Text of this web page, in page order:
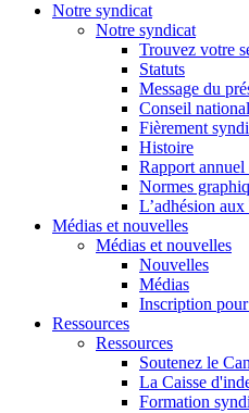
Notre syndicat
Notre syndicat
Trouvez votre
Statuts
Message du
Conseil national
Fièrement
Histoire
Rapport
Normes
L’adhésion
Médias et nouvelles
Médias et nouvelles
Nouvelles
Médias
Inscription
Ressources
Ressources
Soutenez le
La Caisse
Formation